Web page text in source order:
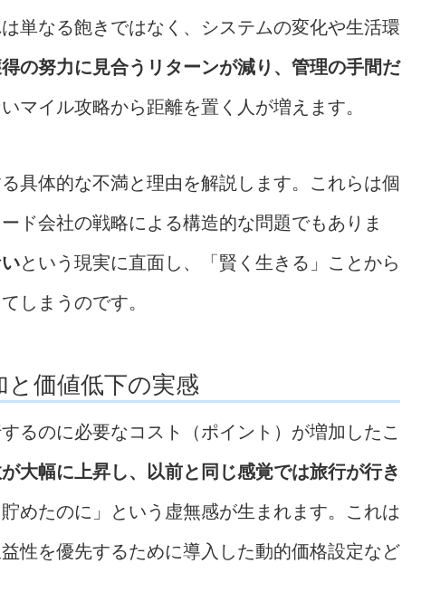
単なる飽きではなく、システムの変化や生活環
の努力に見合うリターンが減り、管理の手間だ
マイル攻略から距離を置く人が増えます。
具体的な不満と理由を解説します。これらは個
ド会社の戦略による構造的な問題でもありま
という現実に直面し、「賢く生きる」ことから
しまうのです。
価値低下の実感
るのに必要なコスト（ポイント）が増加したこ
大幅に上昇し、以前と同じ感覚では旅行が行き
めたのに」という虚無感が生まれます。これは
性を優先するために導入した動的価格設定など